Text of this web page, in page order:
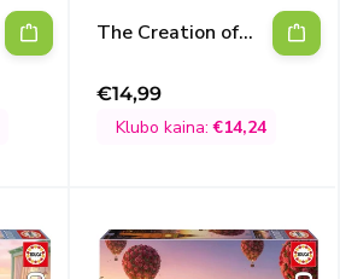
The Creation of
Išpardavimo
kaina
€14,99
Klubo kaina:€14,24